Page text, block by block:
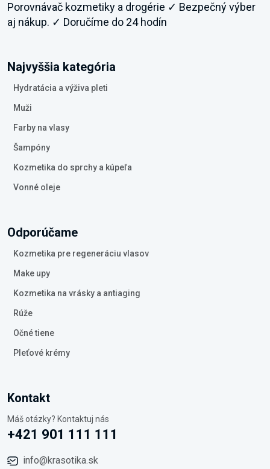
Porovnávač kozmetiky a drogérie ✓ Bezpečný výber
aj nákup. ✓ Doručíme do 24 hodín
Najvyššia kategória
Hydratácia a výživa pleti
Muži
Farby na vlasy
Šampóny
Kozmetika do sprchy a kúpeľa
Vonné oleje
Odporúčame
Kozmetika pre regeneráciu vlasov
Make upy
Kozmetika na vrásky a antiaging
Rúže
Očné tiene
Pleťové krémy
Kontakt
Máš otázky? Kontaktuj nás
+421 901 111 111
info@krasotika.sk